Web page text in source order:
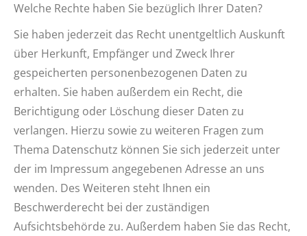
Welche Rechte haben Sie bezüglich Ihrer Daten?
Sie haben jederzeit das Recht unentgeltlich Auskunft
über Herkunft, Empfänger und Zweck Ihrer
gespeicherten personenbezogenen Daten zu
erhalten. Sie haben außerdem ein Recht, die
Berichtigung oder Löschung dieser Daten zu
verlangen. Hierzu sowie zu weiteren Fragen zum
Thema Datenschutz können Sie sich jederzeit unter
der im Impressum angegebenen Adresse an uns
wenden. Des Weiteren steht Ihnen ein
Beschwerderecht bei der zuständigen
Aufsichtsbehörde zu. Außerdem haben Sie das Recht,